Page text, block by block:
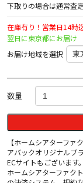
下取りの場合は通常査
在庫有り！営業日14時
翌日に東京都にお届け
お届け地域を選択
数量
【ホームシアターファ
アバックオリジナルブ
ECサイトもございます。
ホームシアターファク